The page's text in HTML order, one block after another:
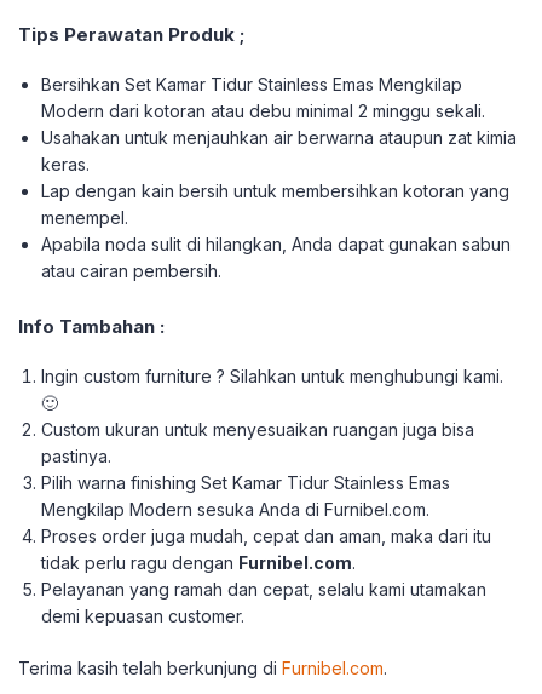
Tips Perawatan Produk ;
Bersihkan Set Kamar Tidur Stainless Emas Mengkilap
Modern dari kotoran atau debu minimal 2 minggu sekali.
Usahakan untuk menjauhkan air berwarna ataupun zat kimia
keras.
Lap dengan kain bersih untuk membersihkan kotoran yang
menempel.
Apabila noda sulit di hilangkan, Anda dapat gunakan sabun
atau cairan pembersih.
Info Tambahan :
Ingin custom furniture ? Silahkan untuk menghubungi kami.
🙂
Custom ukuran untuk menyesuaikan ruangan juga bisa
pastinya.
Pilih warna finishing Set Kamar Tidur Stainless Emas
Mengkilap Modern sesuka Anda di Furnibel.com.
Proses order juga mudah, cepat dan aman, maka dari itu
tidak perlu ragu dengan Furnibel.com.
Pelayanan yang ramah dan cepat, selalu kami utamakan
demi kepuasan customer.
Terima kasih telah berkunjung di Furnibel.com.